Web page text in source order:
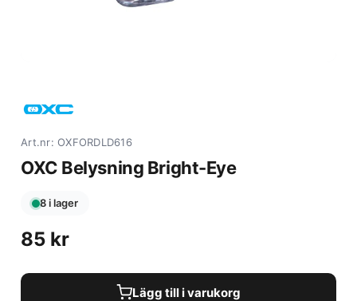
Art.nr: OXFORDLD616
OXC Belysning Bright-Eye
8 i lager
85 kr
Lägg till i varukorg